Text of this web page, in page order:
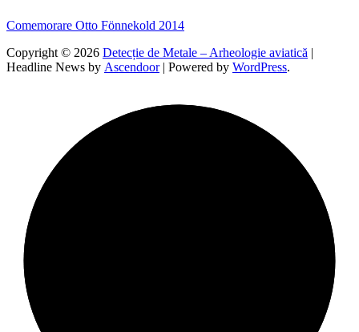
Navigare
în
articole
Comemorare Otto Fönnekold 2014
Copyright © 2026 Detecție de Metale – Arheologie aviatică |
Headline News by Ascendoor| Powered by WordPress.